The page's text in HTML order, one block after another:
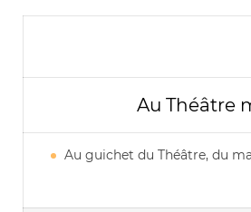
Au Théâtre
Au guichet du Théâtre, du